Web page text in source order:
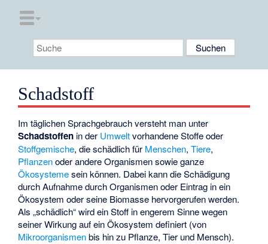
Schadstoff
Im täglichen Sprachgebrauch versteht man unter
Schadstoffen in der Umweltvorhandene Stoffe oder
Stoffgemische, die schädlich für Menschen,Tiere,
Pflanzenoder andere Organismen sowie ganze
Ökosystemesein können. Dabei kann die Schädigung
durch Aufnahme durch Organismen oder Eintrag in ein
Ökosystem oder seine Biomasse hervorgerufen werden.
Als „schädlich“ wird ein Stoff in engerem Sinne wegen
seiner Wirkung auf ein Ökosystem definiert (von
Mikroorganismenbis hin zu Pflanze, Tier und Mensch).